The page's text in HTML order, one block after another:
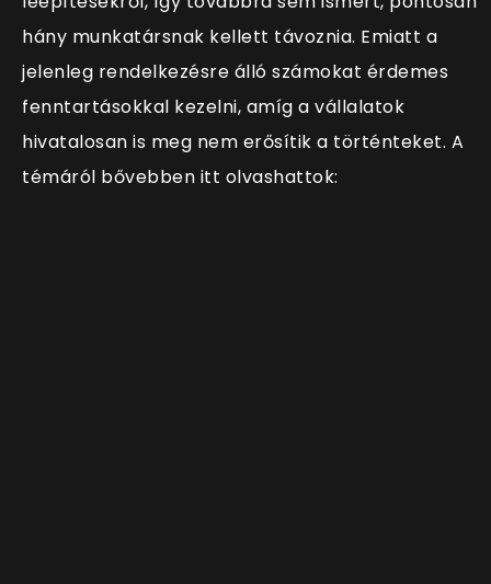
hány munkatársnak kellett távoznia. Emiatt a
jelenleg rendelkezésre álló számokat érdemes
fenntartásokkal kezelni, amíg a vállalatok
hivatalosan is meg nem erősítik a történteket. A
témáról bővebben itt olvashattok: